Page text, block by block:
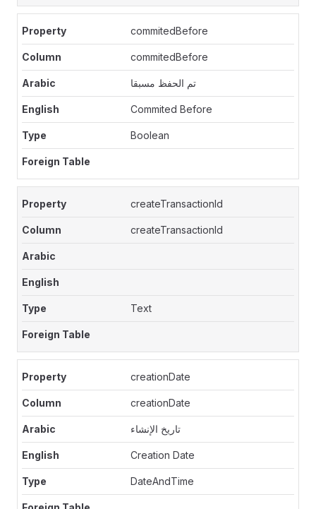
commitedBefore
commitedBefore
تم الحفظ مسبقا
Commited Before
Boolean
createTransactionId
createTransactionId
Text
creationDate
creationDate
تاريخ الإنشاء
Creation Date
DateAndTime